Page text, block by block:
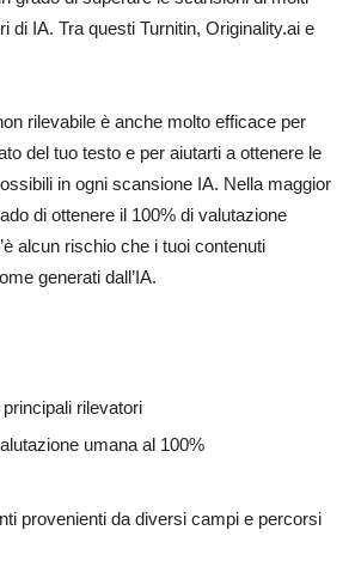
di IA. Tra questi Turnitin, Originality.ai e
rilevabile è anche molto efficace per
del tuo testo e per aiutarti a ottenere le
in ogni scansione IA. Nella maggior
di ottenere il 100% di valutazione
alcun rischio che i tuoi contenuti
generati dall’IA.
rilevatori
umana al 100%
provenienti da diversi campi e percorsi